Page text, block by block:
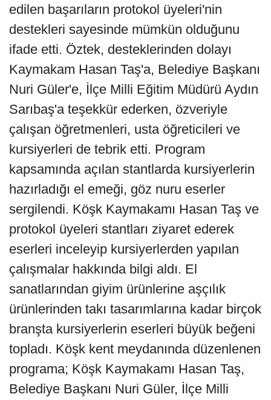
edilen başarıların protokol üyeleri'nin
destekleri sayesinde mümkün olduğunu
ifade etti. Öztek, desteklerinden dolayı
Kaymakam Hasan Taş'a, Belediye Başkanı
Nuri Güler'e, İlçe Milli Eğitim Müdürü Aydın
Sarıbaş'a teşekkür ederken, özveriyle
çalışan öğretmenleri, usta öğreticileri ve
kursiyerleri de tebrik etti. Program
kapsamında açılan stantlarda kursiyerlerin
hazırladığı el emeği, göz nuru eserler
sergilendi. Köşk Kaymakamı Hasan Taş ve
protokol üyeleri stantları ziyaret ederek
eserleri inceleyip kursiyerlerden yapılan
çalışmalar hakkında bilgi aldı. El
sanatlarından giyim ürünlerine aşçılık
ürünlerinden takı tasarımlarına kadar birçok
branşta kursiyerlerin eserleri büyük beğeni
topladı. Köşk kent meydanında düzenlenen
programa; Köşk Kaymakamı Hasan Taş,
Belediye Başkanı Nuri Güler, İlçe Milli